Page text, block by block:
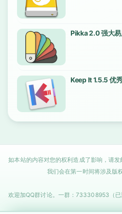
Pikka 2.0 强大
Keep It 1.5.5 优
如本站的内容对您的权利造成了影响，请发
我们会在第一时间将涉及版
欢迎加QQ群讨论。一群：733308953（